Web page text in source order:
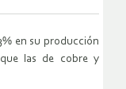
en su producción
las de cobre y